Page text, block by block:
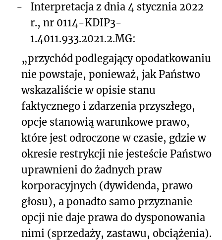
-
Interpretacja z dnia 4 stycznia 2022
r., nr 0114-KDIP3-
1.4011.933.2021.2.MG:
„przychód podlegający opodatkowaniu
nie powstaje, ponieważ, jak Państwo
wskazaliście w opisie stanu
faktycznego i zdarzenia przyszłego,
opcje stanowią warunkowe prawo,
które jest odroczone w czasie, gdzie w
okresie restrykcji nie jesteście Państwo
uprawnieni do żadnych praw
korporacyjnych (dywidenda, prawo
głosu), a ponadto samo przyznanie
opcji nie daje prawa do dysponowania
nimi (sprzedaży, zastawu, obciążenia).